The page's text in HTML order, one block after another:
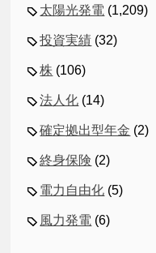
太陽光発電 (1,209)
投資実績 (32)
株 (106)
法人化 (14)
確定拠出型年金 (2)
終身保険 (2)
電力自由化 (5)
風力発電 (6)